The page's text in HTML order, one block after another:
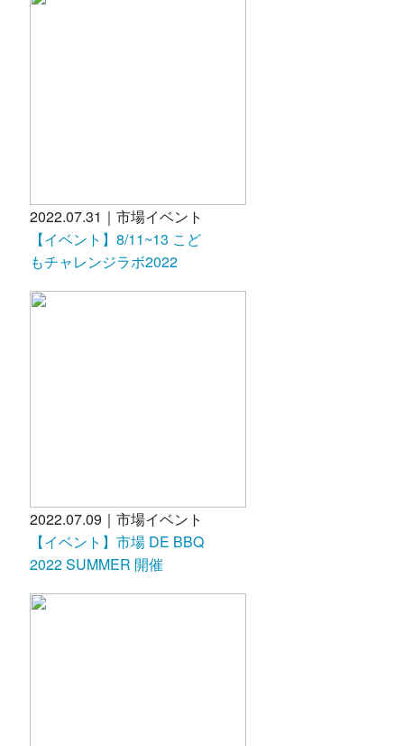
2022.07.31｜市場イベント
【イベント】8/11~13 こど
もチャレンジラボ2022
2022.07.09｜市場イベント
【イベント】市場 DE BBQ
2022 SUMMER 開催